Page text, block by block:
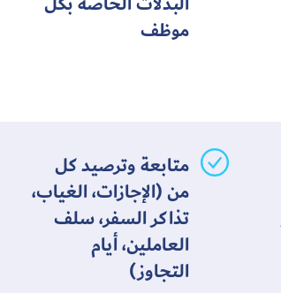
موظف
متابعة وترصيد كل
من (الإجازات، الغياب،
تذاكر السفر، سلف
العاملين، أيام
التجاوز)